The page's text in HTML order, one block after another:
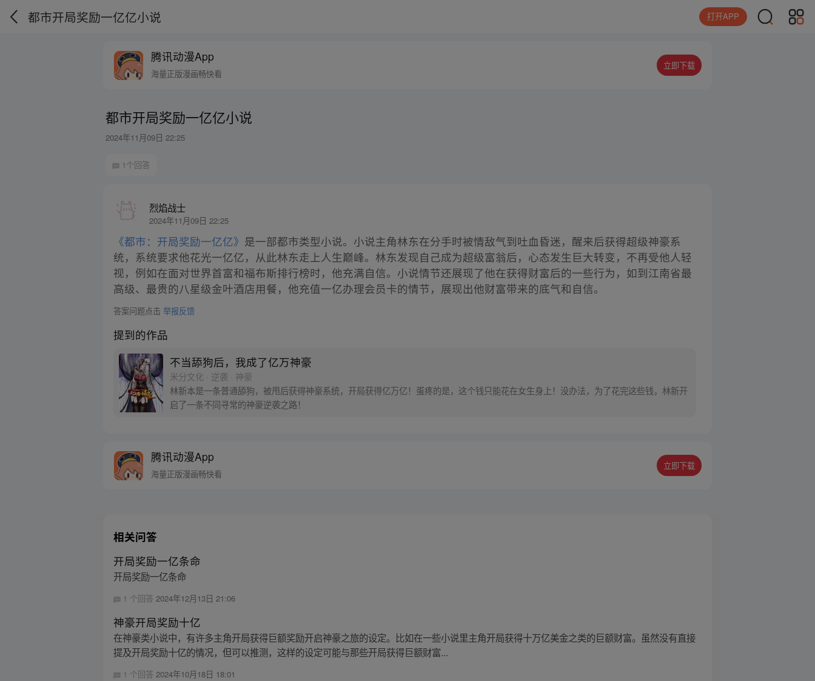
都市开局奖励一亿亿小说 打开APP
腾讯动漫App
海量正版漫画畅快看
立即下载
都市开局奖励一亿亿小说
2024年11月09日 22:25
1个回答
烈焰战士
2024年11月09日 22:25
《都市：开局奖励一亿亿》 是一部都市类型小说。小说主角林东在分手时被情敌气到吐血昏迷，醒来后获得超级神豪系
统，系统要求他花光一亿亿，从此林东走上人生巅峰。林东发现自己成为超级富翁后，心态发生巨大转变，不再受他人轻
视，例如在面对世界首富和福布斯排行榜时，他充满自信。小说情节还展现了他在获得财富后的一些行为，如到江南省最
高级、最贵的八星级金叶酒店用餐，他充值一亿办理会员卡的情节，展现出他财富带来的底气和自信。
答案问题点击举报反馈
提到的作品
不当舔狗后，我成了亿万神豪
米分文化 · 逆袭 · 神豪
林新本是一条普通舔狗，被甩后获得神豪系统，开局获得亿万亿！蛋疼的是，这个钱只能花在女生身上！没办法，为了花完这些钱，林新开
启了一条不同寻常的神豪逆袭之路！
腾讯动漫App
海量正版漫画畅快看
立即下载
相关问答
开局奖励一亿条命
开局奖励一亿条命
1 个回答2024年12月13日 21:06
神豪开局奖励十亿
在神豪类小说中，有许多主角开局获得巨额奖励开启神豪之旅的设定。比如在一些小说里主角开局获得十万亿美金之类的巨额财富。虽然没有直接
提及开局奖励十亿的情况，但可以推测，这样的设定可能与那些开局获得巨额财富...
1 个回答2024年10月18日 18:01